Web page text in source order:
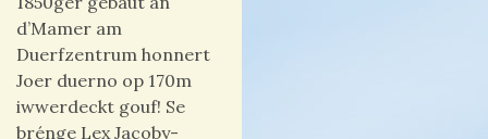
d’Mamer am
Duerfzentrum honnert
Joer duerno op 170m
iwwerdeckt gouf! Se
brénge Lex Jacoby-